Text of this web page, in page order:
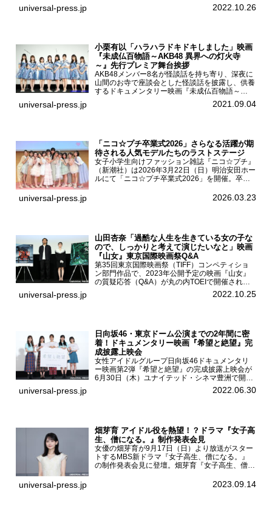
宮山莉渚、中井友望、監督の中川駿が登壇。映画
universal-press.jp 2022.10.26
小栗有以「ハラハラドキドキしました」映画
『未成仏百物語～AKB48 異界への灯火寺
～』先行プレミア舞台挨拶
AKB48メンバー8名が怪談話を持ち寄り、深夜に
山間のお寺で座談会とした怪談話を披露し、供養
するドキュメンタリー映画『未成仏百物語～
AKB48異界への灯火寺～』の先行プレミア舞台
挨拶が東京・ユナイテッド・シネマ豊洲で開催さ
universal-press.jp 2021.09.04
「ニコ☆プチ卒業式2026」さらなる活躍が期
待される人気モデルたちのラストステージ
女子小学生向けファッション雑誌『ニコ☆プチ』
（新潮社）は2026年3月22日（日）明治安田ホー
ルにて「ニコ☆プチ卒業式2026」を開催。卒業
ん、末永ひなた、高梨琴乃、土井ありさ、藤田蒼
universal-press.jp 2026.03.23
山田杏奈「過酷な人生を生きている女の子な
ので、しっかりと考えて演じたいなと」映画
『山女』東京国際映画祭Q&A
第35回東京国際映画祭（TIFF）コンペティショ
ン部門作品で、2023年公開予定の映画『山女』
の質疑応答（Q&A）が丸の内TOEIで開催され、
主演を務めた女優の山田杏奈、監督の福永壮志が
登壇。本作について語った。映画『山女』第35
universal-press.jp 2022.10.25
日向坂46・東京ドーム公演までの2年間に密
着！ドキュメンタリー映画『希望と絶望』完
成披露上映会
女性アイドルグループ日向坂46ドキュメンタリ
ー映画第2弾『希望と絶望』の完成披露上映会が
6月30日（木）ユナイテッド・シネマ豊洲で開催
され、日向坂46メンバーの加藤史帆、齊藤京
子、佐々木久美、富田鈴花、松田好花の5人が登
universal-press.jp 2022.06.30
畑芽育 アイドル役を熱望！？ドラマ『女子高
生、僧になる。』制作発表会見
女優の畑芽育が9月17日（日）より放送がスター
トするMBS新ドラマ『女子高生、僧になる。』
の制作発表会見に登壇。畑芽育『女子高生、僧に
ーについて「下白石麦は頭にビックリマークと、
universal-press.jp 2023.09.14